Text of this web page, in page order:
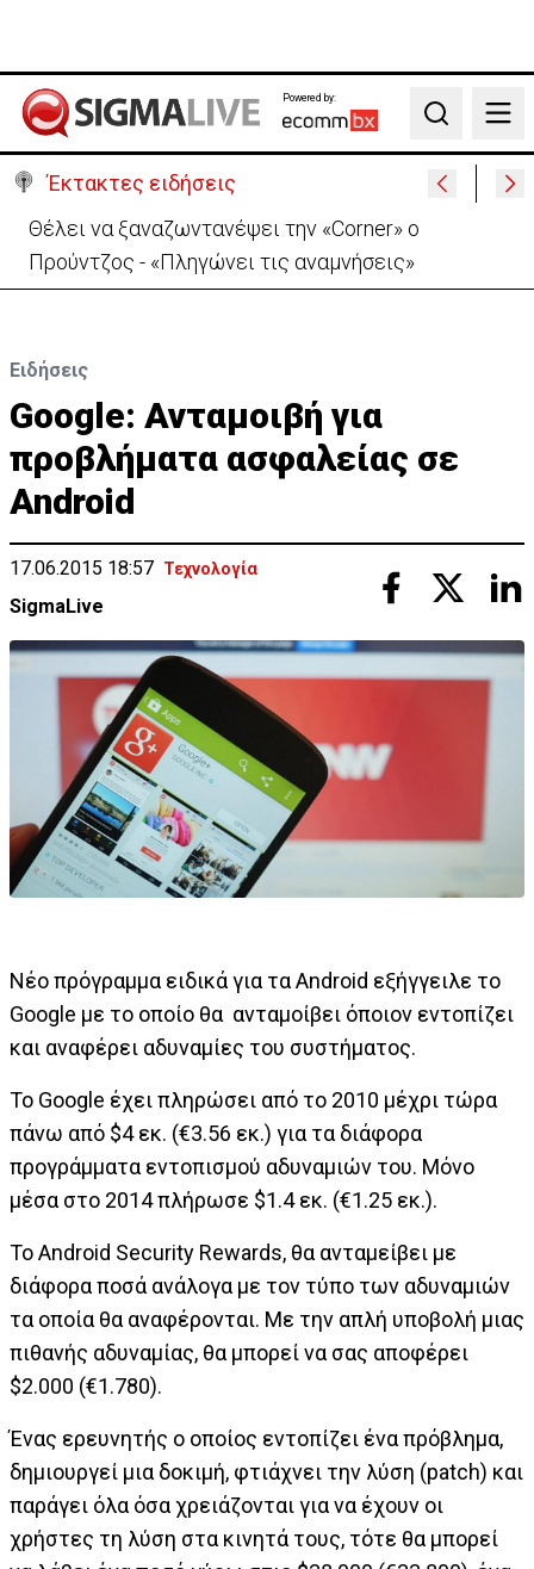
Powered by:
Search
Έκτακτες ειδήσεις
Θέλει να ξαναζωντανέψει την «Corner» o
Προύντζος - «Πληγώνει τις αναμνήσεις»
Ειδήσεις
Google: Ανταμοιβή για
προβλήματα ασφαλείας σε
Android
17.06.2015 18:57 Τεχνολογία
SigmaLive
Νέο πρόγραμμα ειδικά για τα Android εξήγγειλε το
Google με το οποίο θα ανταμοίβει όποιον εντοπίζει
και αναφέρει αδυναμίες του συστήματος.
Το Google έχει πληρώσει από το 2010 μέχρι τώρα
πάνω από $4 εκ. (€3.56 εκ.) για τα διάφορα
προγράμματα εντοπισμού αδυναμιών του. Μόνο
μέσα στο 2014 πλήρωσε $1.4 εκ. (€1.25 εκ.).
To Android Security Rewards, θα ανταμείβει με
διάφορα ποσά ανάλογα με τον τύπο των αδυναμιών
τα οποία θα αναφέρονται. Με την απλή υποβολή μιας
πιθανής αδυναμίας, θα μπορεί να σας αποφέρει
$2.000 (€1.780).
Ένας ερευνητής ο οποίος εντοπίζει ένα πρόβλημα,
δημιουργεί μια δοκιμή, φτιάχνει την λύση (patch) και
παράγει όλα όσα χρειάζονται για να έχουν οι
χρήστες τη λύση στα κινητά τους, τότε θα μπορεί